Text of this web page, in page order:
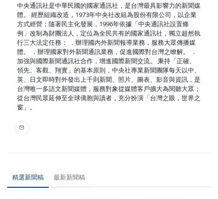
中央通訊社是中華民國的國家通訊社，是台灣最具影響力的新聞媒
體。 經歷組織改造，1973年中央社改組為股份有限公司，以企業
方式經營；隨著民主化發展，1996年依據「中央通訊社設置條
例」改制為財團法人，定位為全民共有的國家通訊社，獨立超然執
行三大法定任務： ．辦理國內外新聞報導業務，服務大眾傳播媒
體。 ．辦理國家對外新聞通訊業務，促進國際對台灣之瞭解。 ．
加強與國際新聞通訊社合作，增進國際新聞交流。 秉持「正確、
領先、客觀、翔實」的基本原則，中央社專業新聞團隊每天以中、
英、日文即時對外發出上千則新聞、照片、圖表、影音與資訊，是
台灣唯一多語文新聞媒體，服務對象從媒體客戶擴大為閱聽大眾；
從台灣民眾延伸至全球僑胞與讀者，充分扮演「台灣之眼，世界之
窗」。
精選新聞稿 最新新聞稿